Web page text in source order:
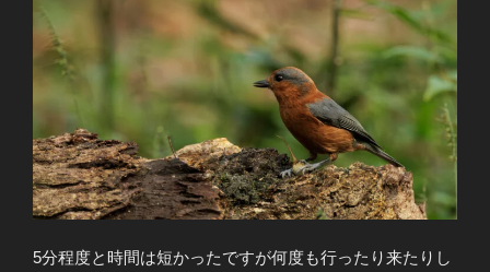
5分程度と時間は短かったですが何度も行ったり来たりし